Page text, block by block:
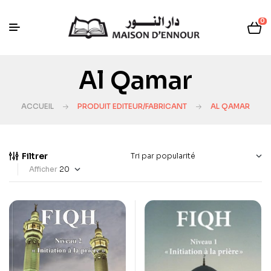
0
Al Qamar
ACCUEIL PRODUIT EDITEUR/FABRICANT AL QAMAR
Filtrer
Afficher